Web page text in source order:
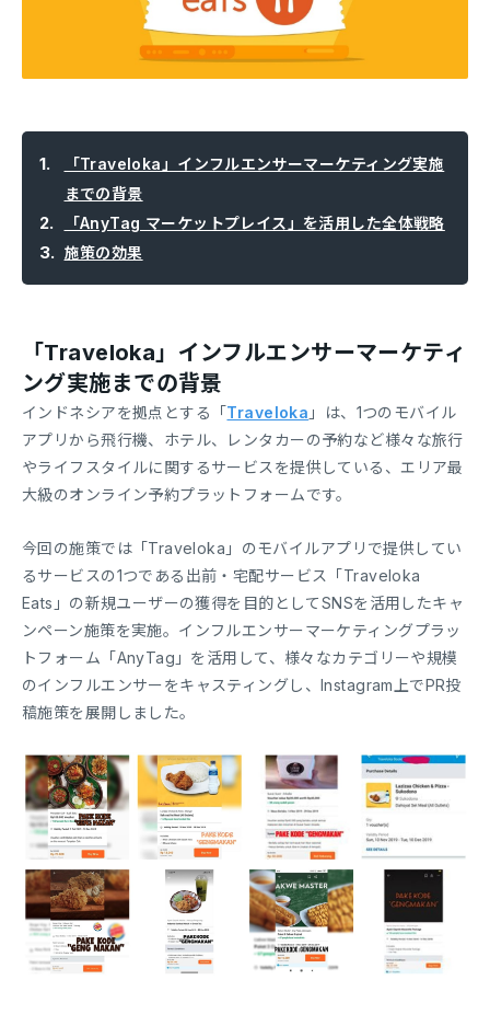
「Traveloka」インフルエンサーマーケティング実施
までの背景
「AnyTag マーケットプレイス」を活用した全体戦略
施策の効果
「Traveloka」インフルエンサーマーケティ
ング実施までの背景
インドネシアを拠点とする「Traveloka 」は、1つのモバイル
アプリから飛行機、ホテル、レンタカーの予約など様々な旅行
やライフスタイルに関するサービスを提供している、エリア最
大級のオンライン予約プラットフォームです。
今回の施策では「Traveloka」のモバイルアプリで提供してい
るサービスの1つである出前・宅配サービス「Traveloka
Eats」の新規ユーザーの獲得を目的としてSNSを活用したキャ
ンペーン施策を実施。インフルエンサーマーケティングプラッ
トフォーム「AnyTag」を活用して、様々なカテゴリーや規模
のインフルエンサーをキャスティングし、Instagram上でPR投
稿施策を展開しました。